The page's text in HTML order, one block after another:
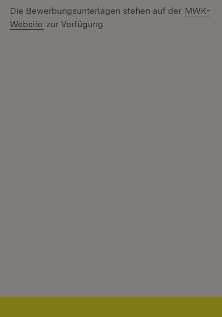
Die Bewerbungsunterlagen stehen auf der MWK-
Website zur Verfügung.